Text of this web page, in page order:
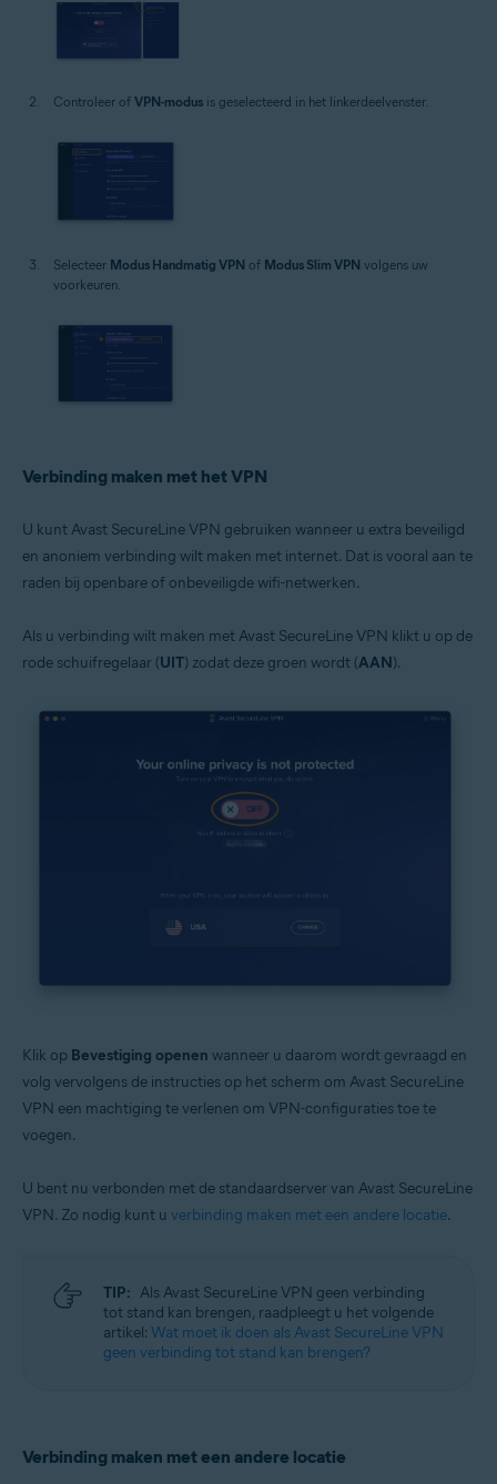
Controleer of VPN-modus is geselecteerd in het linkerdeelvenster.
Selecteer Modus Handmatig VPN of Modus Slim VPN volgens uw
voorkeuren.
Verbinding maken met het VPN
U kunt Avast SecureLine VPN gebruiken wanneer u extra beveiligd
en anoniem verbinding wilt maken met internet. Dat is vooral aan te
raden bij openbare of onbeveiligde wifi-netwerken.
Als u verbinding wilt maken met Avast SecureLine VPN klikt u op de
rode schuifregelaar (UIT) zodat deze groen wordt (AAN).
Klik op Bevestiging openen wanneer u daarom wordt gevraagd en
volg vervolgens de instructies op het scherm om Avast SecureLine
VPN een machtiging te verlenen om VPN-configuraties toe te
voegen.
U bent nu verbonden met de standaardserver van Avast SecureLine
VPN. Zo nodig kunt u verbinding maken met een andere locatie.
TIP: Als Avast SecureLine VPN geen verbinding
tot stand kan brengen, raadpleegt u het volgende
artikel: Wat moet ik doen als Avast SecureLine VPN
geen verbinding tot stand kan brengen?
Verbinding maken met een andere locatie